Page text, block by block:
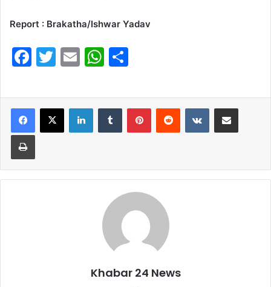
Report : Brakatha/Ishwar Yadav
F
c
e
b
o
o
T
itt
er
E
ai
l
W
at
s
A
p
ar
e
LinkedInTumblr PinterestReddit VKontakteShare via Email
Print
Khabar 24 News